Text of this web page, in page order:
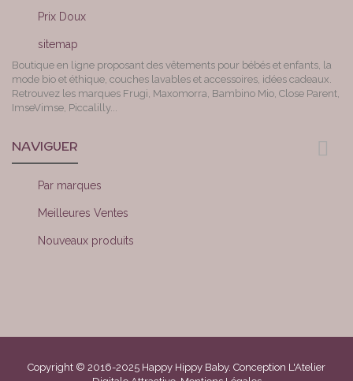
Prix Doux
sitemap
Boutique en ligne proposant des vêtements pour bébés et enfants, la
mode bio et éthique, couches lavables et accessoires, idées cadeaux.
Retrouvez les marques Frugi, Maxomorra, Bambino Mio, Close Parent,
ImseVimse, Piccalilly...
NAVIGUER
Par marques
Meilleures Ventes
Nouveaux produits
Copyright © 2016-2025 Happy Hippy Baby. Conception L'Atelier